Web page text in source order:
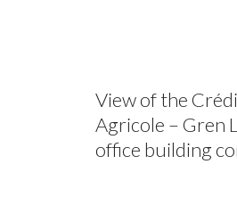
View of the
Agricole – Gren
office building